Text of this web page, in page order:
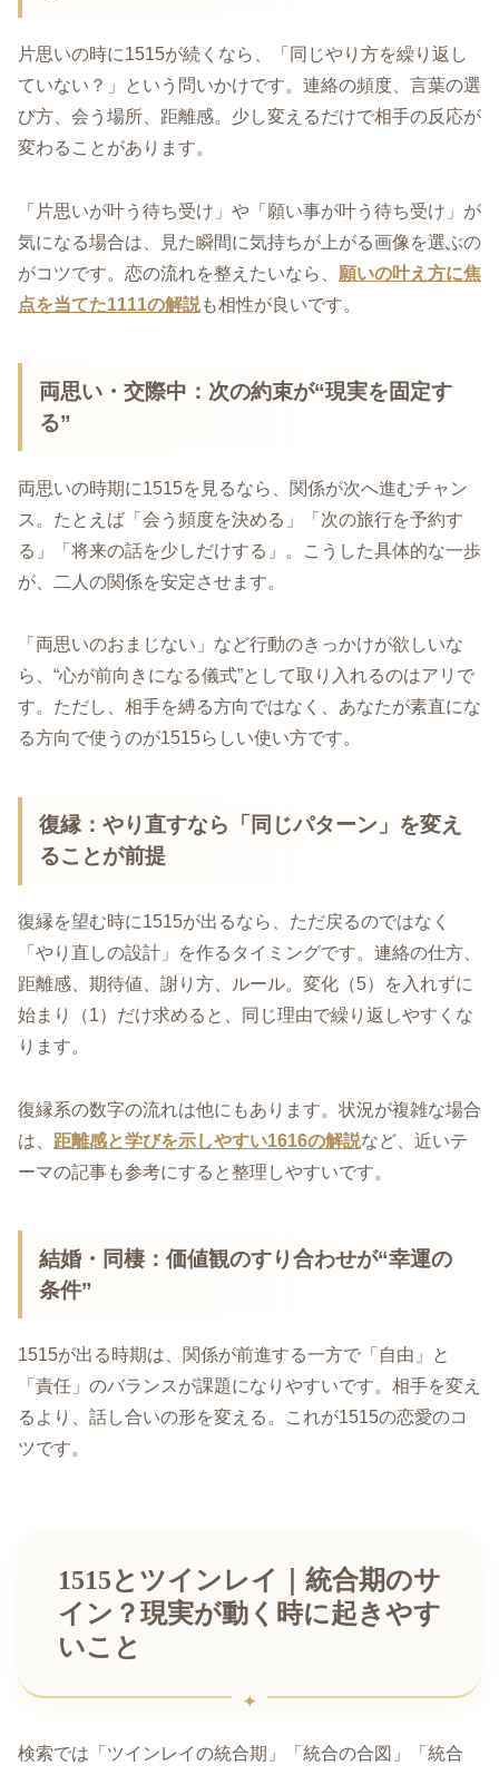
片思いの時に1515が続くなら、「同じやり方を繰り返し
ていない？」という問いかけです。連絡の頻度、言葉の選
び方、会う場所、距離感。少し変えるだけで相手の反応が
変わることがあります。
「片思いが叶う待ち受け」や「願い事が叶う待ち受け」が
気になる場合は、見た瞬間に気持ちが上がる画像を選ぶの
がコツです。恋の流れを整えたいなら、 願いの叶え方に焦
点を当てた1111の解説も相性が良いです。
両思い・交際中：次の約束が“現実を固定す
る”
両思いの時期に1515を見るなら、関係が次へ進むチャン
ス。たとえば「会う頻度を決める」「次の旅行を予約す
る」「将来の話を少しだけする」。こうした具体的な一歩
が、二人の関係を安定させます。
「両思いのおまじない」など行動のきっかけが欲しいな
ら、“心が前向きになる儀式”として取り入れるのはアリで
す。ただし、相手を縛る方向ではなく、あなたが素直にな
る方向で使うのが1515らしい使い方です。
復縁：やり直すなら「同じパターン」を変え
ることが前提
復縁を望む時に1515が出るなら、ただ戻るのではなく
「やり直しの設計」を作るタイミングです。連絡の仕方、
距離感、期待値、謝り方、ルール。変化（5）を入れずに
始まり（1）だけ求めると、同じ理由で繰り返しやすくな
ります。
復縁系の数字の流れは他にもあります。状況が複雑な場合
は、 距離感と学びを示しやすい1616の解説など、近いテ
ーマの記事も参考にすると整理しやすいです。
結婚・同棲：価値観のすり合わせが“幸運の
条件”
1515が出る時期は、関係が前進する一方で「自由」と
「責任」のバランスが課題になりやすいです。相手を変え
るより、話し合いの形を変える。これが1515の恋愛のコ
ツです。
1515とツインレイ｜統合期のサ
イン？現実が動く時に起きやす
いこと
検索では「ツインレイの統合期」「統合の合図」「統合